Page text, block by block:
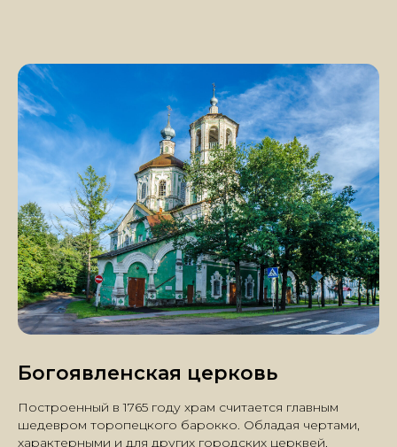
Богоявленская церковь
Построенный в 1765 году храм считается главным
шедевром торопецкого барокко. Обладая чертами,
характерными и для других городских церквей,